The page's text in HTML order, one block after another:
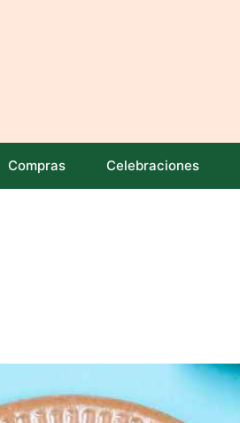
Compras Celebraciones